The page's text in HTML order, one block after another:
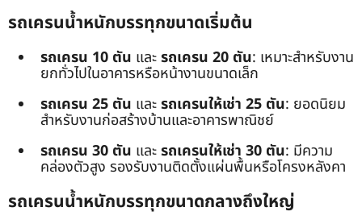
รถเครนน้ำหนักบรรทุกขนาดเริ่มต้น
รถเครน 10 ตัน และรถเครน 20 ตัน: เหมาะสำหรับงาน
ยกทั่วไปในอาคารหรือหน้างานขนาดเล็ก
รถเครน 25 ตัน และรถเครนให้เช่า 25 ตัน: ยอดนิยม
สำหรับงานก่อสร้างบ้านและอาคารพาณิชย์
รถเครน 30 ตัน และรถเครนให้เช่า 30 ตัน: มีความ
คล่องตัวสูง รองรับงานติดตั้งแผ่นพื้นหรือโครงหลังคา
รถเครนน้ำหนักบรรทุกขนาดกลางถึงใหญ่